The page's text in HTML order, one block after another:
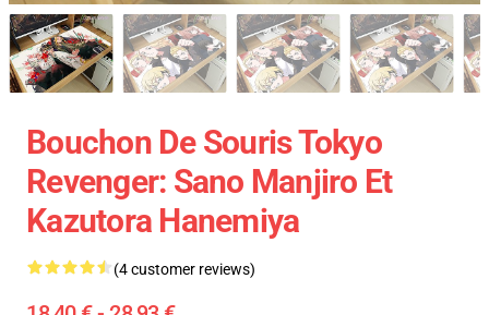
Bouchon De Souris Tokyo
Revenger: Sano Manjiro Et
Kazutora Hanemiya
(4 customer reviews)